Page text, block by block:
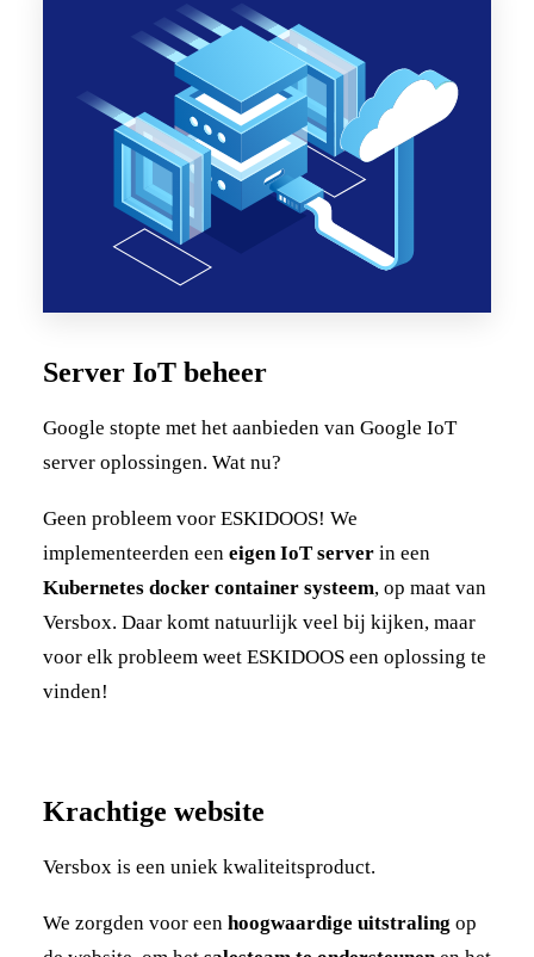
Server IoT beheer
Google stopte met het aanbieden van Google IoT
server oplossingen. Wat nu?
Geen probleem voor ESKIDOOS! We
implementeerden een eigen IoT server in een
Kubernetes docker container systeem, op maat van
Versbox. Daar komt natuurlijk veel bij kijken, maar
voor elk probleem weet ESKIDOOS een oplossing te
vinden!
Krachtige website
Versbox is een uniek kwaliteitsproduct.
We zorgden voor een hoogwaardige uitstraling op